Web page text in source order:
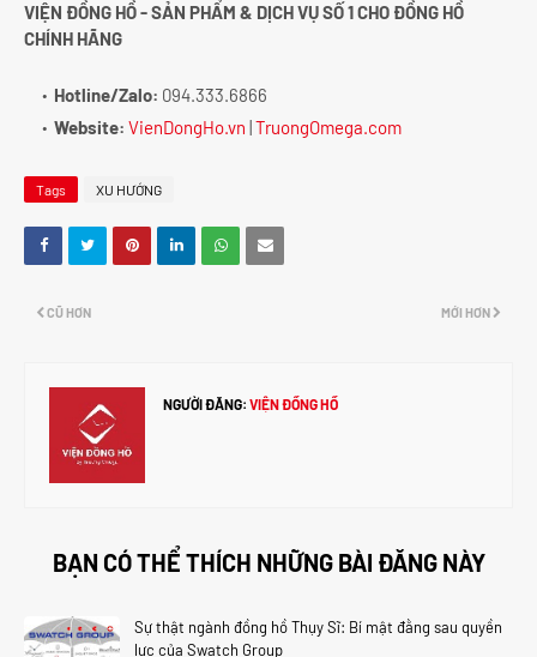
VIỆN ĐỒNG HỒ - SẢN PHẨM & DỊCH VỤ SỐ 1 CHO ĐỒNG HỒ
CHÍNH HÃNG
Hotline/Zalo: 094.333.6866
Website: VienDongHo.vn TruongOmega.com
Tags XU HƯỚNG
MỚI HƠN
CŨ HƠN
NGƯỜI ĐĂNG: VIỆN ĐỒNG HỒ
BẠN CÓ THỂ THÍCH NHỮNG BÀI ĐĂNG NÀY
Sự thật ngành đồng hồ Thụy Sĩ: Bí mật đằng sau quyền
lực của Swatch Group